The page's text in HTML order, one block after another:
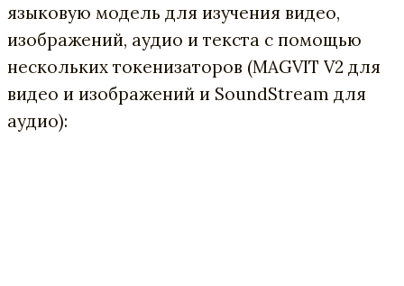
языковую модель для изучения видео,
изображений, аудио и текста с помощью
нескольких токенизаторов (MAGVIT V2 для
видео и изображений и SoundStream для
аудио):